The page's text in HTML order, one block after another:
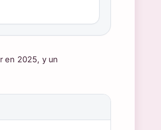
en 2025, y un